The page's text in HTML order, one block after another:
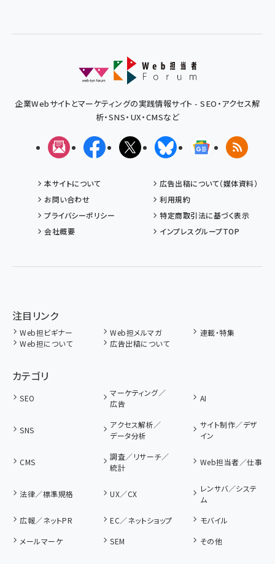
企業Webサイトとマーケティングの実践情報サイト - SEO・アクセス解
析・SNS・UX・CMSなど
メルマガFacebookX(エックス)BlueskyGoogleニュ
RSS
本サイトについて
広告出稿について（媒体資料）
お問い合わせ
利用規約
プライバシーポリシー
特定商取引法に基づく表示
会社概要
インプレスグループTOP
注目リンク
Web担ビギナー Web担メルマガ
連載・特集
Web担について
広告出稿について
カテゴリ
SEO
マーケティング／
広告
AI
SNS
アクセス解析／
データ分析
サイト制作／デザ
イン
CMS
調査／リサーチ／
統計
Web担当者／仕事
法律／標準規格 UX／CX
レンサバ／システ
ム
広報／ネットPR
EC／ネットショップ
モバイル
メールマーケ
SEM その他